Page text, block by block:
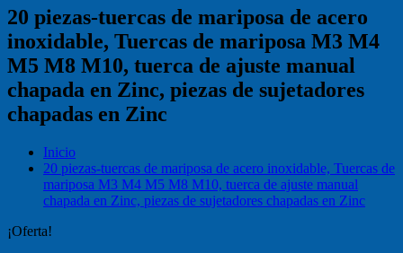
20 piezas-tuercas de mariposa de acero
inoxidable, Tuercas de mariposa M3 M4
M5 M8 M10, tuerca de ajuste manual
chapada en Zinc, piezas de sujetadores
chapadas en Zinc
Inicio
20 piezas-tuercas de mariposa de acero inoxidable, Tuercas de
mariposa M3 M4 M5 M8 M10, tuerca de ajuste manual
chapada en Zinc, piezas de sujetadores chapadas en Zinc
¡Oferta!